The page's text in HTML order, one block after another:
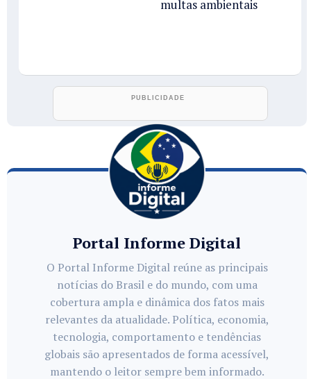
multas ambientais
Portal Informe Digital
O Portal Informe Digital reúne as principais
notícias do Brasil e do mundo, com uma
cobertura ampla e dinâmica dos fatos mais
relevantes da atualidade. Política, economia,
tecnologia, comportamento e tendências
globais são apresentados de forma acessível,
mantendo o leitor sempre bem informado.